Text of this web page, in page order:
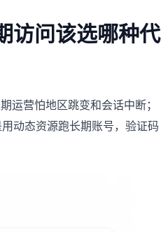
访问该选哪种代
运营怕地区跳变和会话中断；
动态资源跑长期账号，验证码